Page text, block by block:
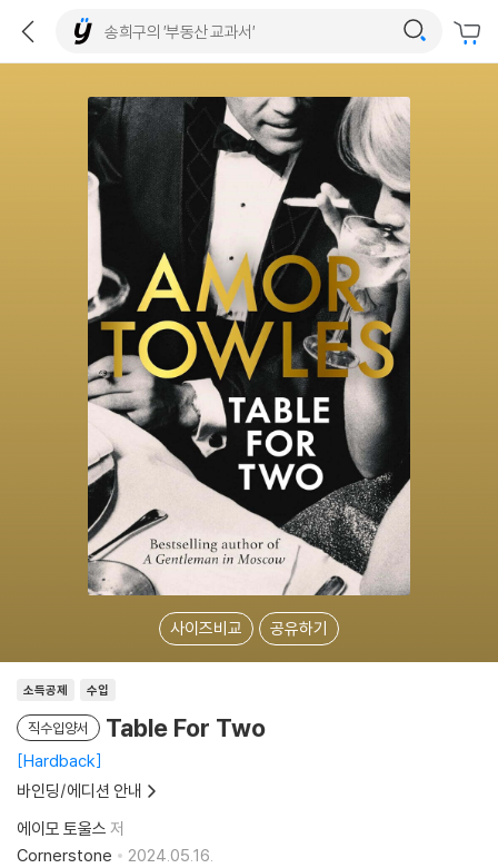
사이즈비교 공유하기
소득공제 수입
직수입양서 Table For Two
Hardback
바인딩/에디션 안내
에이모 토울스 저
Cornerstone
2024.05.16.